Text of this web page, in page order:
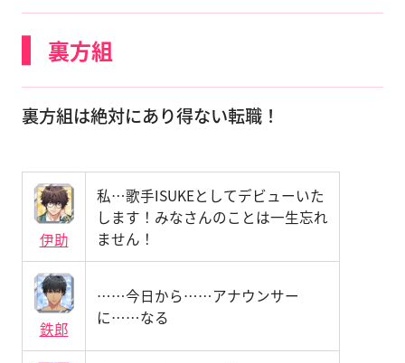
裏方組
裏方組は絶対にあり得ない転職！
伊助
私…歌手ISUKEとしてデビューいた
します！みなさんのことは一生忘れ
ません！
鉄郎
……今日から……アナウンサー
に……なる